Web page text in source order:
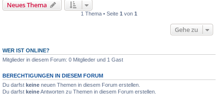
Neues Thema
1 Thema • Seite 1 von 1
Gehe zu
WER IST ONLINE?
Mitglieder in diesem Forum: 0 Mitglieder und 1 Gast
BERECHTIGUNGEN IN DIESEM FORUM
Du darfst keine neuen Themen in diesem Forum erstellen.
Du darfst keineAntworten zu Themen in diesem Forum erstellen.